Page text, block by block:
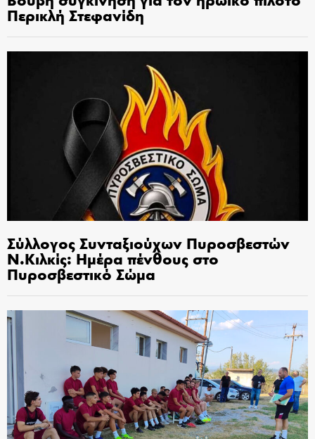
Περικλή Στεφανίδη
Σύλλογος Συνταξιούχων Πυροσβεστών
Ν.Κιλκίς: Ημέρα πένθους στο
Πυροσβεστικό Σώμα